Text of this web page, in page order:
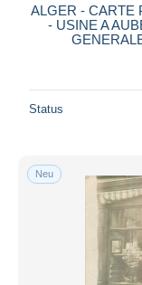
ALGER - CARTE
- USINE A
Status
Neu